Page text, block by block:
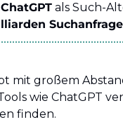
ChatGPT als Such-
mit großem
wie ChatGPT
finden.